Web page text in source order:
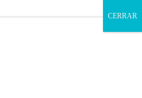
CERRAR